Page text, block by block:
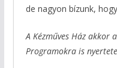
de nagyon bízunk,
A Kézműves Ház akkor
Programokra is